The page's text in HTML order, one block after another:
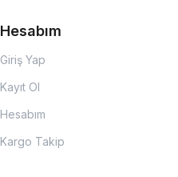
Hesabım
Giriş Yap
Kayıt Ol
Hesabım
Kargo Takip